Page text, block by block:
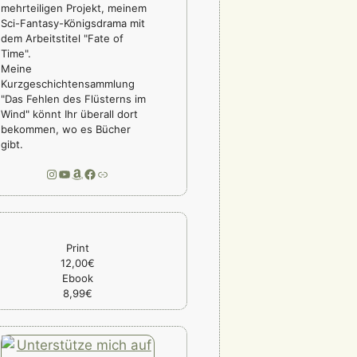
mehrteiligen Projekt, meinem
Sci-Fantasy-Königsdrama mit
dem Arbeitstitel "Fate of
Time".
Meine
Kurzgeschichtensammlung
"Das Fehlen des Flüsterns im
Wind" könnt Ihr überall dort
bekommen, wo es Bücher
gibt.
Instagram
YouTube
Amazon
Facebook
Link
Print
12,00€
Ebook
8,99€